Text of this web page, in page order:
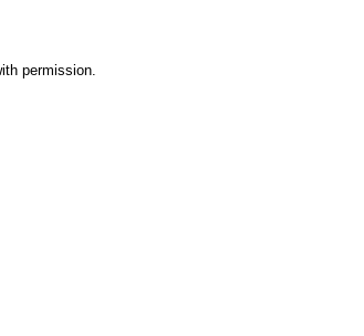
permission.